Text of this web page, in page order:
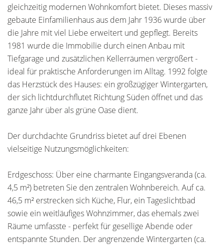
gleichzeitig modernen Wohnkomfort bietet. Dieses massiv
gebaute Einfamilienhaus aus dem Jahr 1936 wurde über
die Jahre mit viel Liebe erweitert und gepflegt. Bereits
1981 wurde die Immobilie durch einen Anbau mit
Tiefgarage und zusätzlichen Kellerräumen vergrößert -
ideal für praktische Anforderungen im Alltag. 1992 folgte
das Herzstück des Hauses: ein großzügiger Wintergarten,
der sich lichtdurchflutet Richtung Süden öffnet und das
ganze Jahr über als grüne Oase dient.
Der durchdachte Grundriss bietet auf drei Ebenen
vielseitige Nutzungsmöglichkeiten:
Erdgeschoss: Über eine charmante Eingangsveranda (ca.
4,5 m²) betreten Sie den zentralen Wohnbereich. Auf ca.
46,5 m² erstrecken sich Küche, Flur, ein Tageslichtbad
sowie ein weitläufiges Wohnzimmer, das ehemals zwei
Räume umfasste - perfekt für gesellige Abende oder
entspannte Stunden. Der angrenzende Wintergarten (ca.